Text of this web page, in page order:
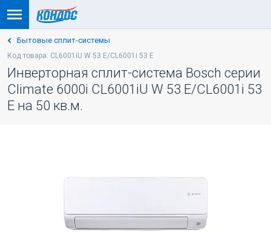
Бытовые сплит-системы
Код товара: CL6001iU W 53 E/CL6001i 53 E
Инверторная сплит-система Bosch серии
Climate 6000i CL6001iU W 53 E/CL6001i 53
E на 50 кв.м.